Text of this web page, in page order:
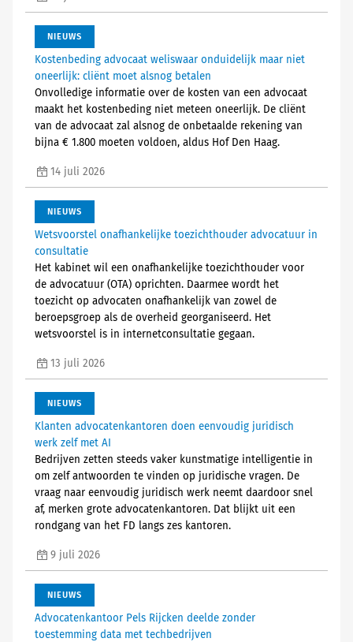
NIEUWS
Kostenbeding advocaat weliswaar onduidelijk maar niet
oneerlijk: cliënt moet alsnog betalen
Onvolledige informatie over de kosten van een advocaat
maakt het kostenbeding niet meteen oneerlijk. De cliënt
van de advocaat zal alsnog de onbetaalde rekening van
bijna € 1.800 moeten voldoen, aldus Hof Den Haag.
14 juli 2026
NIEUWS
Wetsvoorstel onafhankelijke toezichthouder advocatuur in
consultatie
Het kabinet wil een onafhankelijke toezichthouder voor
de advocatuur (OTA) oprichten. Daarmee wordt het
toezicht op advocaten onafhankelijk van zowel de
beroepsgroep als de overheid georganiseerd. Het
wetsvoorstel is in internetconsultatie gegaan.
13 juli 2026
NIEUWS
Klanten advocatenkantoren doen eenvoudig juridisch
werk zelf met AI
Bedrijven zetten steeds vaker kunstmatige intelligentie in
om zelf antwoorden te vinden op juridische vragen. De
vraag naar eenvoudig juridisch werk neemt daardoor snel
af, merken grote advocatenkantoren. Dat blijkt uit een
rondgang van het FD langs zes kantoren.
9 juli 2026
NIEUWS
Advocatenkantoor Pels Rijcken deelde zonder
toestemming data met techbedrijven